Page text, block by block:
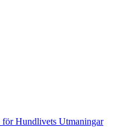
Hundlivets Utmaningar